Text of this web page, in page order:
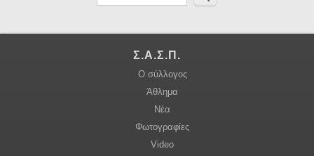
Σ.Α.Σ.Π.
Ο σύλλογος
Άθλημα
Νέα
Φωτογραφίες
Video